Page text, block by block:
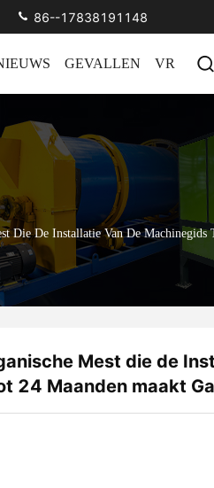
86--17838191148
GEVALLEN VR
Die De Installatie Van De Machinegids
Mest die de
24 Maanden maakt